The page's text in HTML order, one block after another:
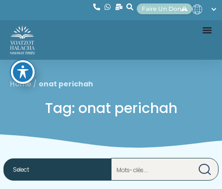
Faire Un Don
Home/ onat perichah
Tag: onat perichah